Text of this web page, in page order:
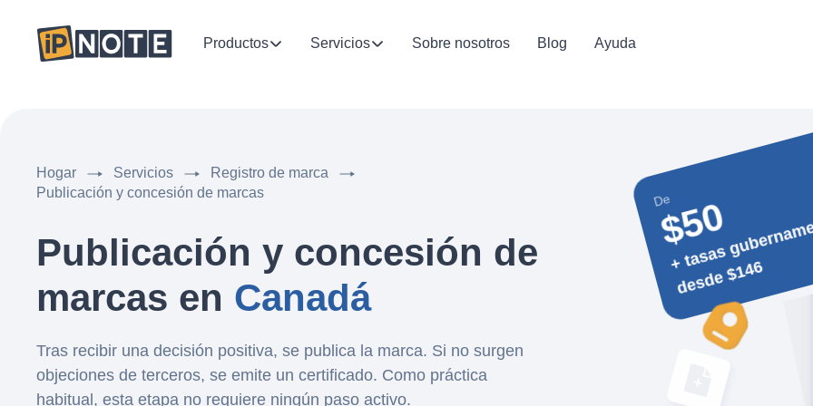
Productos Servicios Sobre nosotros Blog Ayuda
Hogar Servicios
Registro de marca
Publicación y concesión de marcas
Publicación y concesión de
marcas en Canadá
Tras recibir una decisión positiva, se publica la marca. Si no surgen
objeciones de terceros, se emite un certificado. Como práctica
habitual, esta etapa no requiere ningún paso activo.
De
$50
+
6